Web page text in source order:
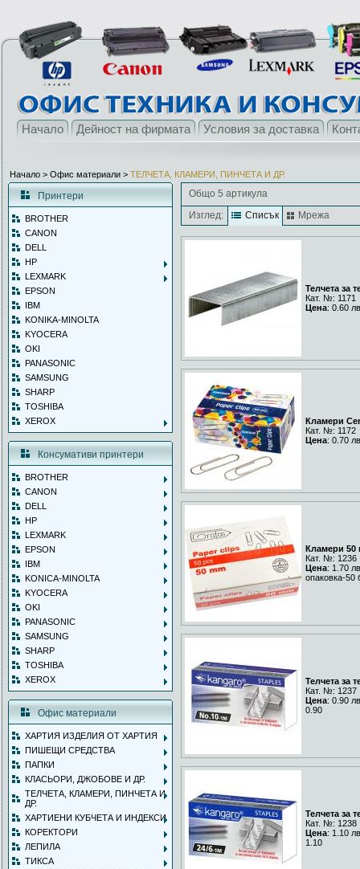
Начало Дейност на фирмата Условия за доставка
Начало > Офис материали > ТЕЛЧЕТА, КЛАМЕРИ, ПИНЧЕТА И ДР.
Принтери
BROTHER
CANON
DELL
HP
LEXMARK
EPSON
IBM
KONIKA-MINOLTA
KYOCERA
OKI
PANASONIC
SAMSUNG
SHARP
TOSHIBA
XEROX
Консумативи принтери
BROTHER
CANON
DELL
HP
LEXMARK
EPSON
IBM
KONICA-MINOLTA
KYOCERA
OKI
PANASONIC
SAMSUNG
SHARP
TOSHIBA
XEROX
Офис материали
ХАРТИЯ ИЗДЕЛИЯ ОТ ХАРТИЯ
ПИШЕЩИ СРЕДСТВА
ПАПКИ
КЛАСЬОРИ, ДЖОБОВЕ И ДР.
ТЕЛЧЕТА, КЛАМЕРИ, ПИНЧЕТА И
ДР.
ХАРТИЕНИ КУБЧЕТА И ИНДЕКСИ
КОРЕКТОРИ
ЛЕПИЛА
ТИКСА
Общо 5 артикула
Изглед:
Списък Мрежа
Телчета за
Кат. №: 1171
Цена: 0.60
Кламери
Кат. №: 1172
Цена: 0.70
Кламери 50
Кат. №: 1236
Цена: 1.70
опаковка-50
Телчета за
Кат. №: 1237
Цена: 0.90
0.90
Телчета за
Кат. №: 1238
Цена: 1.10
1.10